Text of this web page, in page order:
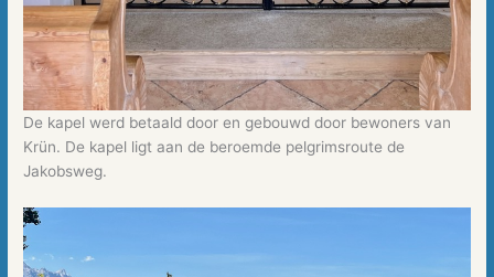
De kapel werd betaald door en gebouwd door bewoners van
Krün. De kapel ligt aan de beroemde pelgrimsroute de
Jakobsweg.